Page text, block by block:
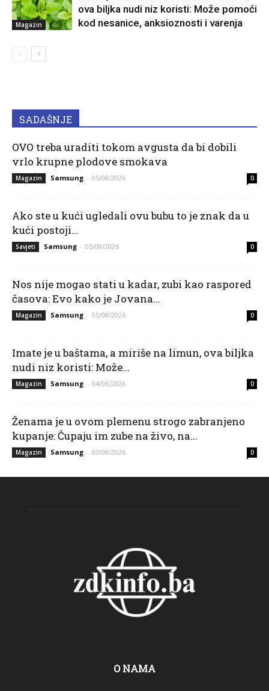
Magazin
ova biljka nudi niz koristi: Može pomoći
kod nesanice, anksioznosti i varenja
SADAŠNJE
OVO treba uraditi tokom avgusta da bi dobili
vrlo krupne plodove smokava
Magazin Samsung - 05/08/2026 0
Ako ste u kući ugledali ovu bubu to je znak da u
kući postoji...
Savjeti Samsung - 05/08/2026 0
Nos nije mogao stati u kadar, zubi kao raspored
časova: Evo kako je Jovana...
Magazin Samsung - 05/08/2026 0
Imate je u baštama, a miriše na limun, ova biljka
nudi niz koristi: Može...
Magazin Samsung - 04/08/2026 0
Ženama je u ovom plemenu strogo zabranjeno
kupanje: Čupaju im zube na živo, na...
Magazin Samsung - 03/08/2026 0
O NAMA